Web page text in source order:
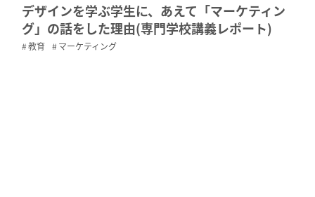
デザインを学ぶ学生に、あえて「マーケティン
グ」の話をした理由(専門学校講義レポート)
教育 マーケティング